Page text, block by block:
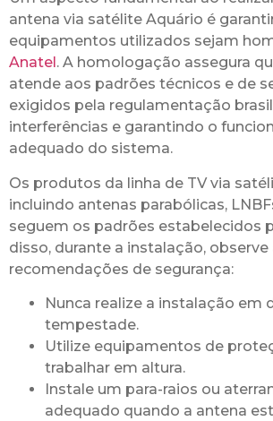
antena via satélite Aquário é
equipamentos utilizados sejam
Anatel . A homologação assegura
atende aos padrões técnicos e de
exigidos pela regulamentação
interferências e garantindo o
adequado do sistema.
Os produtos da linha de TV via
incluindo antenas parabólicas,
seguem os padrões estabelecidos
disso, durante a instalação,
recomendações de segurança:
Nunca realize a instalação em
tempestade.
Utilize equipamentos de
trabalhar em altura.
Instale um para-raios ou
adequado quando a antena